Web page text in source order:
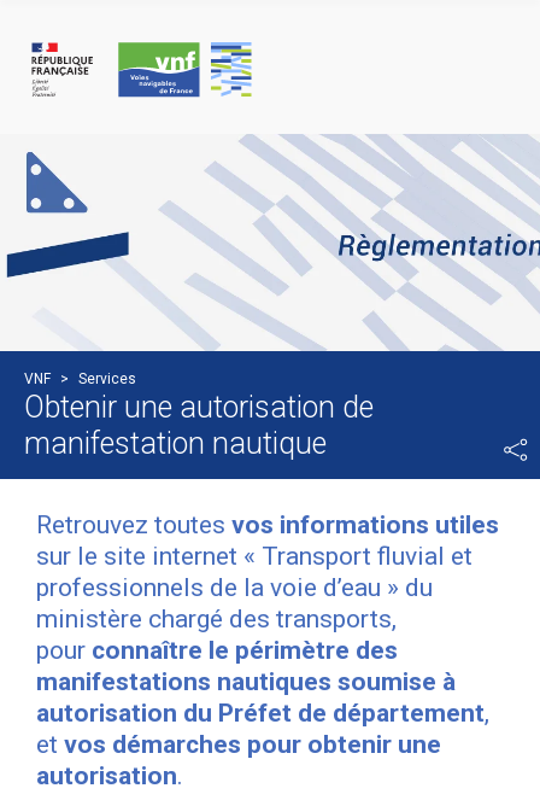
VNF > Services
Obtenir une autorisation de
manifestation nautique
Retrouvez toutes vos informations utiles
sur le site internet « Transport fluvial et
professionnels de la voie d’eau » du
ministère chargé des transports,
pour connaître le périmètre des
manifestations nautiques soumise à
autorisation du Préfet de département,
et vos démarches pour obtenir une
autorisation.